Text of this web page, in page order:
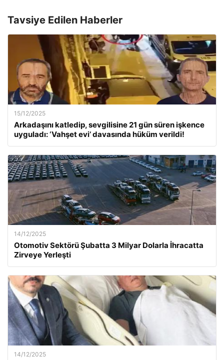
Tavsiye Edilen Haberler
15/12/2025
Arkadaşını katledip, sevgilisine 21 gün süren işkence
uyguladı: ‘Vahşet evi’ davasında hüküm verildi!
14/12/2025
Otomotiv Sektörü Şubatta 3 Milyar Dolarla İhracatta
Zirveye Yerleşti
14/12/2025